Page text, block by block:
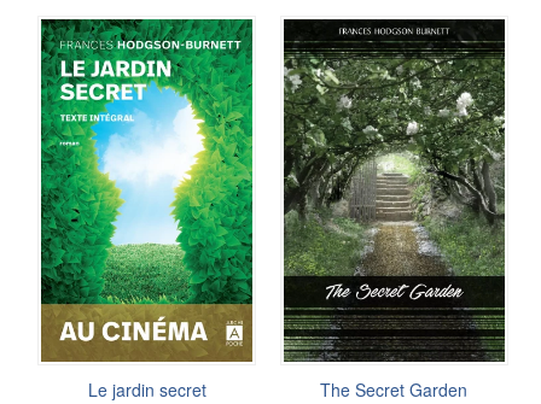
Le jardin secret The Secret Garden